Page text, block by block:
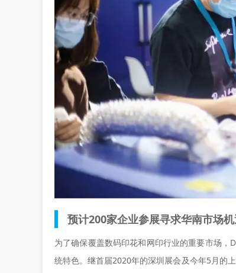
预计200家企业参展寻求华南市场
为了确保覆盖数码印花和网印行业的重要市场
统特色。继首届2020年的深圳展会及今年5月的